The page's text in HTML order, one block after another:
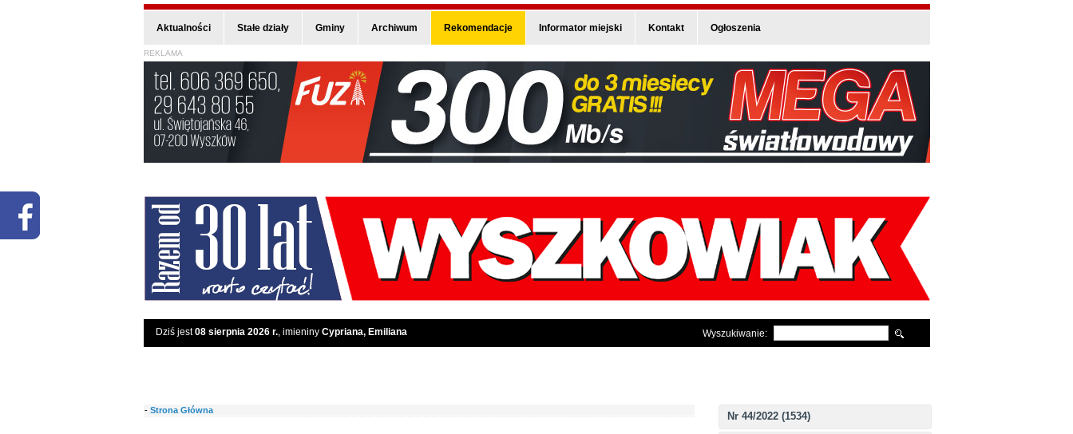
Aktualności Stałe działy Gminy Archiwum Rekomendacje Informator miejski Kontakt Ogłoszenia
REKLAMA
Dziś jest08 sierpnia 2026 r., imieniny Cypriana, Emiliana Wyszukiwanie:
Nr 44/2022 (1534)
- Strona Główna